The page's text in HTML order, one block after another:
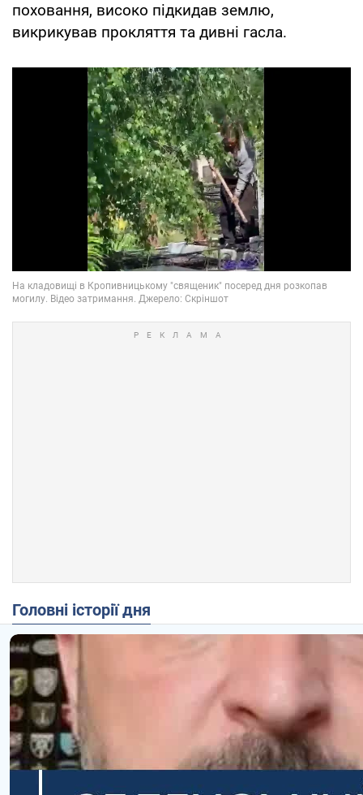
поховання, високо підкидав землю,
викрикував прокляття та дивні гасла.
Головні історії дня